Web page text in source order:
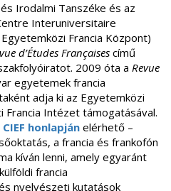
Irodalmi Tanszéke és az
Interuniversitaire
Francia Központ)
d’Études Françaises című
2009 óta a Revue
egyetemek francia
adja ki az Egyetemközi
Francia Intézet támogatásával.
CIEF honlapján elérhető –
a francia és frankofón
kíván lenni, amely egyaránt
francia
nyelvészeti kutatások